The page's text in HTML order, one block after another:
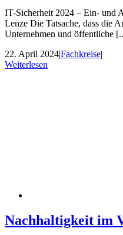
IT-Sicherheit 2024 – Ein- und
Lenze Die Tatsache, dass die
Unternehmen und öffentliche
22. April 2024|Fachkreise|
Weiterlesen
Nachhaltigkeit im